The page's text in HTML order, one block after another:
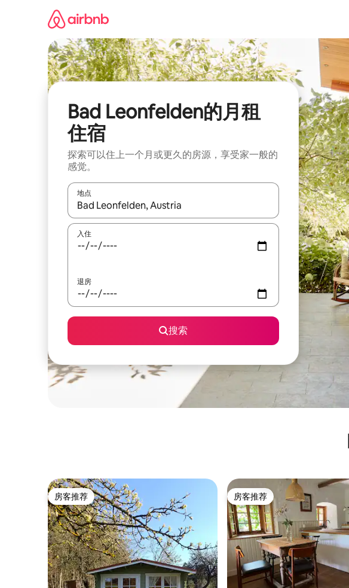
Bad Leonfelden的月租
住宿
探索可以住上一个月或更久的房源，享受家一般的
感觉。
地点
如有搜索结果，请使用上下方向键查看，或通过点击或滑动手势浏览。
入住
退房
搜索
房客推荐
房客推荐 房客推荐
房客推荐